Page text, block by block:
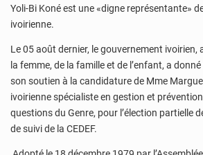
Yoli-Bi Koné est une «digne représentante»
ivoirienne.
Le 05 août dernier, le gouvernement ivoirien,
la femme, de la famille et de l’enfant, a
son soutien à la candidature de Mme
ivoirienne spécialiste en gestion et
questions du Genre, pour l’élection partielle
de suivi de la CEDEF.